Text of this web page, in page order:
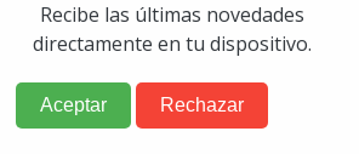
Recibe las últimas novedades
directamente en tu dispositivo.
Aceptar Rechazar